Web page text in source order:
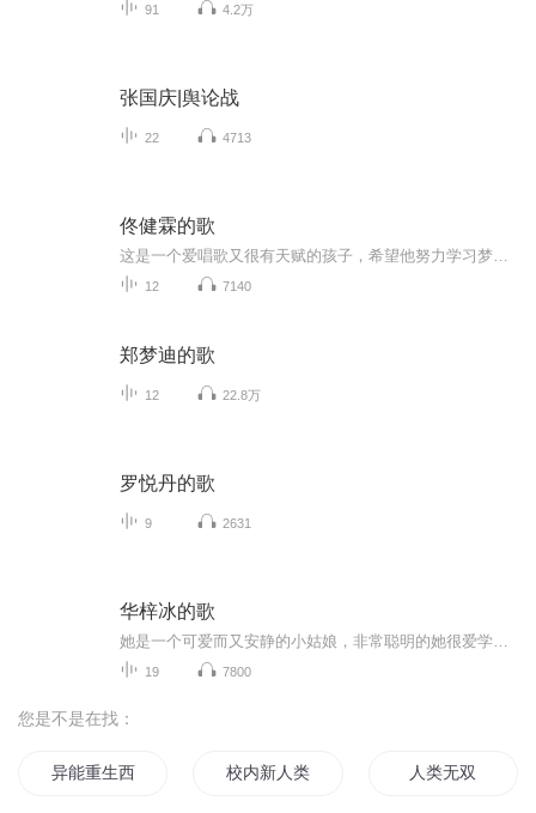
91 4.2万
张国庆|舆论战
22 4713
佟健霖的歌
12 7140
郑梦迪的歌
12 22.8万
罗悦丹的歌
9 2631
华梓冰的歌
19 7800
您是不是在找：
异能重生西门庆 校内新人类 人类无双